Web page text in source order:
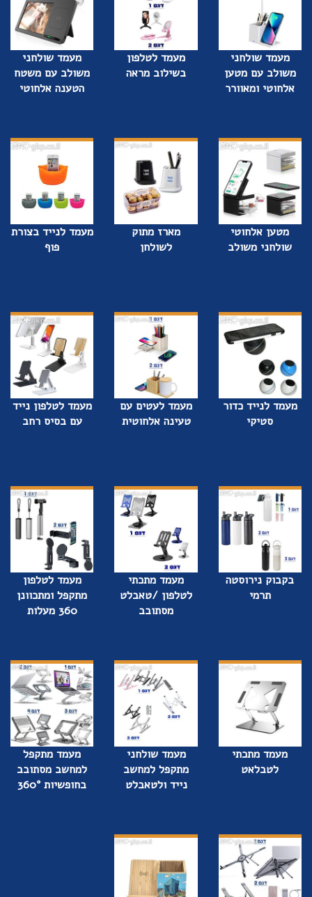
מעמד שולחני
משולב עם מטען
אלחוטי ומאוורר
מעמד לטלפון
בשילוב מראה
מעמד שולחני
משולב עם משטח
הטענה אלחוטי
מטען אלחוטי
שולחני משולב
מארז מתוק
לשולחן
מעמד לנייד בצורת
פוף
מעמד לנייד כדור
סטיקי
מעמד לעטים עם
טעינה אלחוטית
מעמד לטלפון נייד
עם בסיס רחב
בקבוק נירוסטה
תרמי
מעמד מתכתי
לטלפון /טאבלט
מסתובב
מעמד לטלפון
מתקפל ומתכוונן
360 מעלות
מעמד מתכתי
לטבלאט
מעמד שולחני
מתקפל למחשב
נייד ולטאבלט
מעמד מתקפל
למחשב מסתובב
בחופשיות 360°